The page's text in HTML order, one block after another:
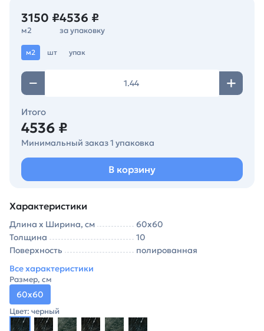
3150 ₽
м2
4536 ₽
за упаковку
м2 шт упак
Итого
4536 ₽
Минимальный заказ 1 упаковка
В корзину
Характеристики
Длина х Ширина, см
60х60
Толщина
10
Поверхность
полированная
Все характеристики
Размер, см
60х60
Цвет: черный